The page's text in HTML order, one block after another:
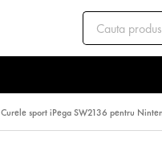
Curele sport iPega SW2136 pentru